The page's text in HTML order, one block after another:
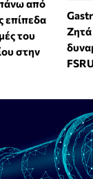
από
επίπεδα
του
στην
Ζητά